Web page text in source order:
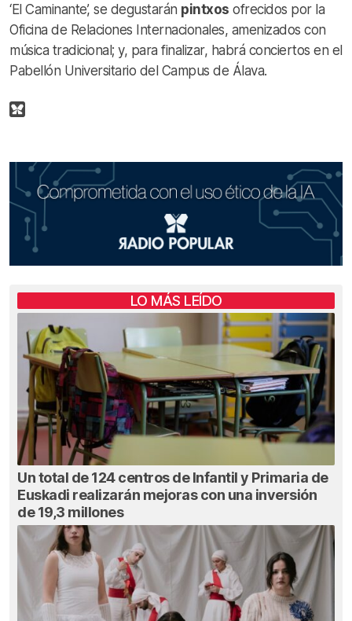
‘El Caminante’, se degustarán pintxos ofrecidos por la
Oficina de Relaciones Internacionales, amenizados con
música tradicional; y, para finalizar, habrá conciertos en el
Pabellón Universitario del Campus de Álava.
LO MÁS LEÍDO
Un total de 124 centros de Infantil y Primaria de
Euskadi realizarán mejoras con una inversión
de 19,3 millones